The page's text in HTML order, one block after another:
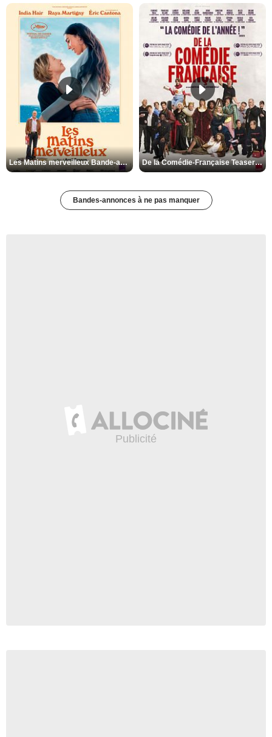
Les Matins merveilleux Bande-annonce VF De la Comédie-Française Teaser VF
Bandes-annonces à ne pas manquer